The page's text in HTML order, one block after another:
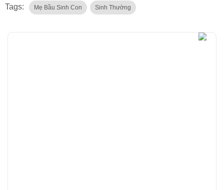
Tags: Mẹ Bầu Sinh Con Sinh Thường